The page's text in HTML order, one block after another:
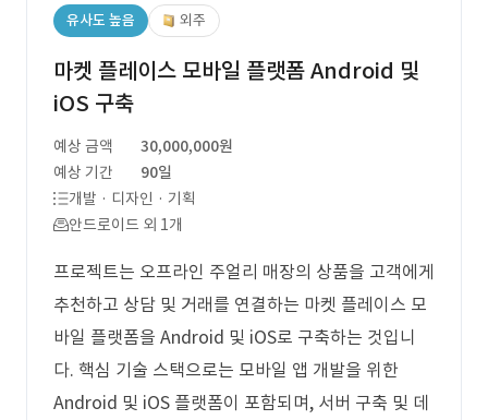
유사도 높음 외주
마켓 플레이스 모바일 플랫폼 Android 및
iOS 구축
예상 금액
30,000,000원
예상 기간
90일
개발 · 디자인 · 기획
안드로이드 외 1개
프로젝트는 오프라인 주얼리 매장의 상품을 고객에게
추천하고 상담 및 거래를 연결하는 마켓 플레이스 모
바일 플랫폼을 Android 및 iOS로 구축하는 것입니
다. 핵심 기술 스택으로는 모바일 앱 개발을 위한
Android 및 iOS 플랫폼이 포함되며, 서버 구축 및 데